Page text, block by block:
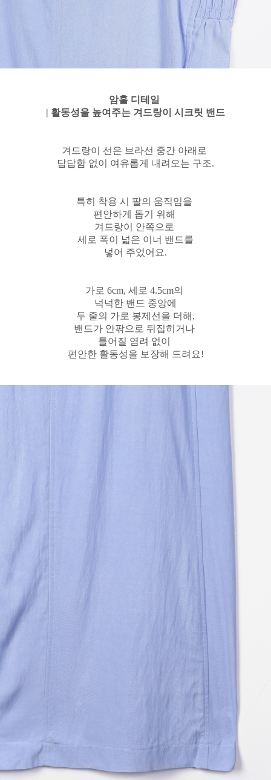
암홀 디테일
| 활동성을 높여주는 겨드랑이 시크릿 밴드
겨드랑이 선은 브라선 중간 아래로
답답함 없이 여유롭게 내려오는 구조.
특히 착용 시 팔의 움직임을
편안하게 돕기 위해
겨드랑이 안쪽으로
세로 폭이 넓은 이너 밴드를
넣어 주었어요.
가로 6cm, 세로 4.5cm의
넉넉한 밴드 중앙에
두 줄의 가로 봉제선을 더해,
밴드가 안팎으로 뒤집히거나
틀어질 염려 없이
편안한 활동성을 보장해 드려요!